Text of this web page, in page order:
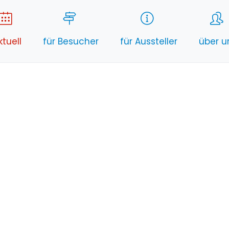
für Besucher für Aussteller über